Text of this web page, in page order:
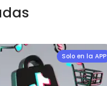
Solo en la APP